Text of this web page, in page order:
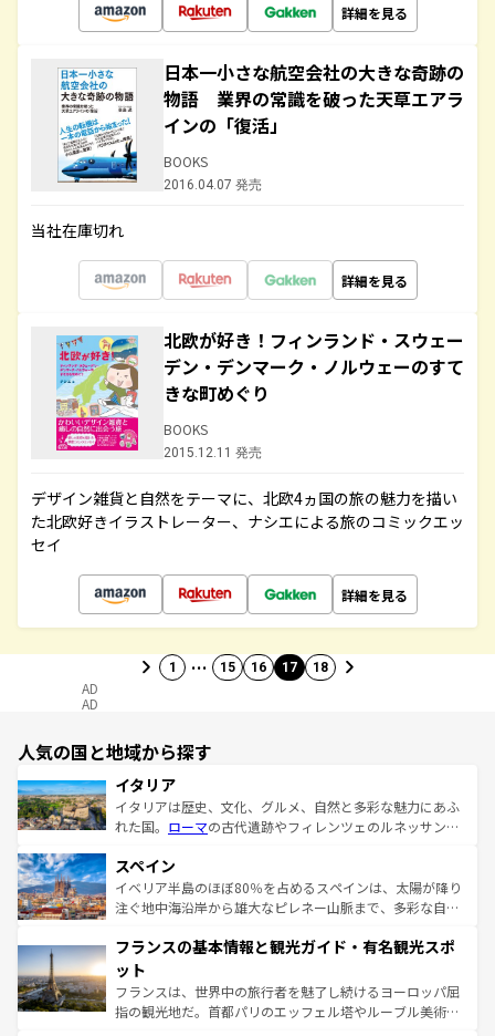
詳細を見る
日本一小さな航空会社の大きな奇跡の
物語 業界の常識を破った天草エアラ
インの「復活」
BOOKS
2016.04.07 発売
当社在庫切れ
詳細を見る
北欧が好き！フィンランド・スウェー
デン・デンマーク・ノルウェーのすて
きな町めぐり
BOOKS
2015.12.11 発売
デザイン雑貨と自然をテーマに、北欧4ヵ国の旅の魅力を描い
た北欧好きイラストレーター、ナシエによる旅のコミックエッ
セイ
詳細を見る
1 … 15 16 17 18
AD
AD
人気の国と地域から探す
イタリア
イタリアは歴史、文化、グルメ、自然と多彩な魅力にあふ
れた国。 ローマの古代遺跡やフィレンツェのルネッサンス
ろん、トスカーナの美しい田園風景やアマルフィ海岸の絶
景など、自然景観も見逃せない。観光の合間には、本場の
ピザやパスタなど、絶品のイタリア料理を堪能することも
ませてくれるイタリアで、忘れられない旅をしてみよう！
なお、新着のイタリア情報は
しい。
スペイン
イベリア半島のほぼ80％を占めるスペインは、太陽が降り
注ぐ地中海沿岸から雄大なピレネー山脈まで、多彩な自然
文化が根付くこの国では、情熱的なフラメンコ、熱気あふ
れる闘牛、そして美味しいタパスが生活の一部となってい
る。首都マドリードの洗練された雰囲気や、バルセロナの
アートに溢れた街角から、地方では古代ローマ遺跡や中世
フランスの基本情報と観光ガイド・有名観光スポ
ット
フランスは、世界中の旅行者を魅了し続けるヨーロッパ屈
指の観光地だ。首都パリのエッフェル塔やルーブル美術館